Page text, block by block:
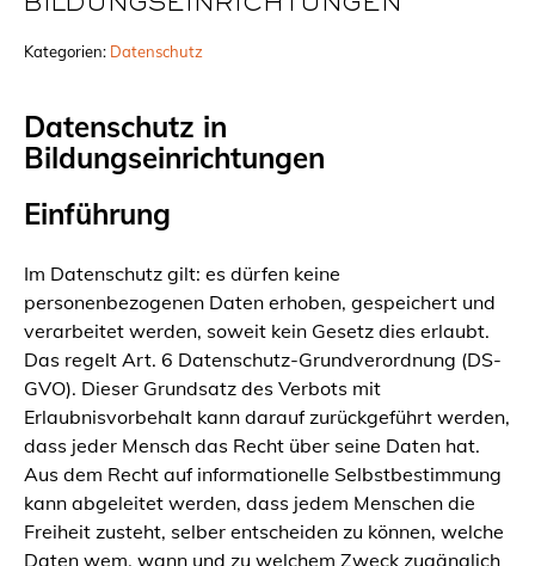
BILDUNGSEINRICHTUNGEN
Kategorien: Datenschutz
Datenschutz in
Bildungseinrichtungen
Einführung
Im Datenschutz gilt: es dürfen keine
personenbezogenen Daten erhoben, gespeichert und
verarbeitet werden, soweit kein Gesetz dies erlaubt.
Das regelt Art. 6 Datenschutz-Grundverordnung (DS-
GVO). Dieser Grundsatz des Verbots mit
Erlaubnisvorbehalt kann darauf zurückgeführt werden,
dass jeder Mensch das Recht über seine Daten hat.
Aus dem Recht auf informationelle Selbstbestimmung
kann abgeleitet werden, dass jedem Menschen die
Freiheit zusteht, selber entscheiden zu können, welche
Daten wem, wann und zu welchem Zweck zugänglich